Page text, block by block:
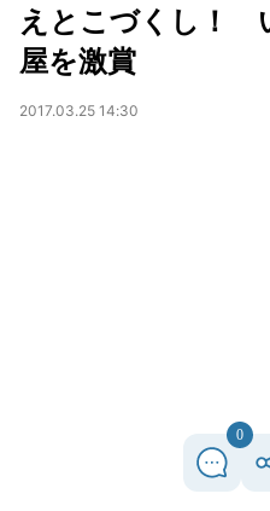
えとこづくし！
屋を激賞
2017.03.25 14:30
0